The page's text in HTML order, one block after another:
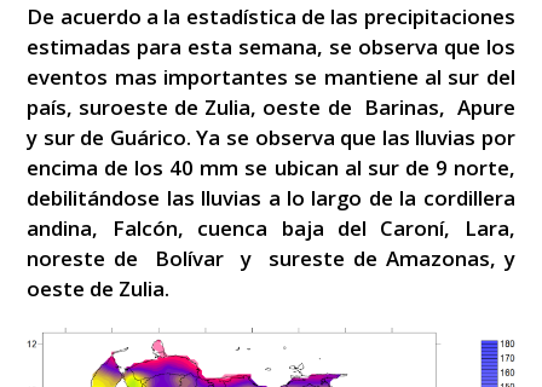
De acuerdo a la estadística de las precipitaciones
estimadas para esta semana, se observa que los
eventos mas importantes se mantiene al sur del
país, suroeste de Zulia, oeste de Barinas, Apure
y sur de Guárico. Ya se observa que las lluvias por
encima de los 40 mm se ubican al sur de 9 norte,
debilitándose las lluvias a lo largo de la cordillera
andina, Falcón, cuenca baja del Caroní, Lara,
noreste de Bolívar y sureste de Amazonas, y
oeste de Zulia.